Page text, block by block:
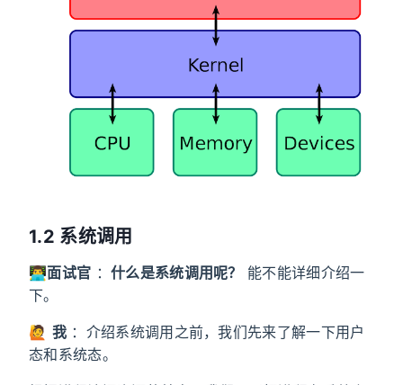
1.2 系统调用
👨‍💻面试官 ： 什么是系统调用呢？
能不能详细介绍一
下。
🙋 我：介绍系统调用之前，我们先来了解一下用户
态和系统态。